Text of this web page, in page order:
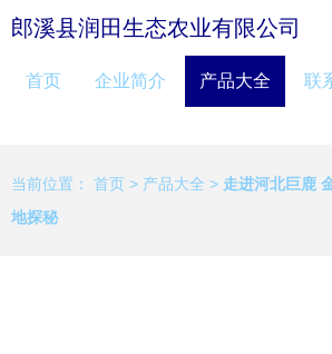
郎溪县润田生态农业有限公司
首页 企业简介 产品大全 联
当前位置： 首页 > 产品大全 > 走进河北巨鹿
地探秘